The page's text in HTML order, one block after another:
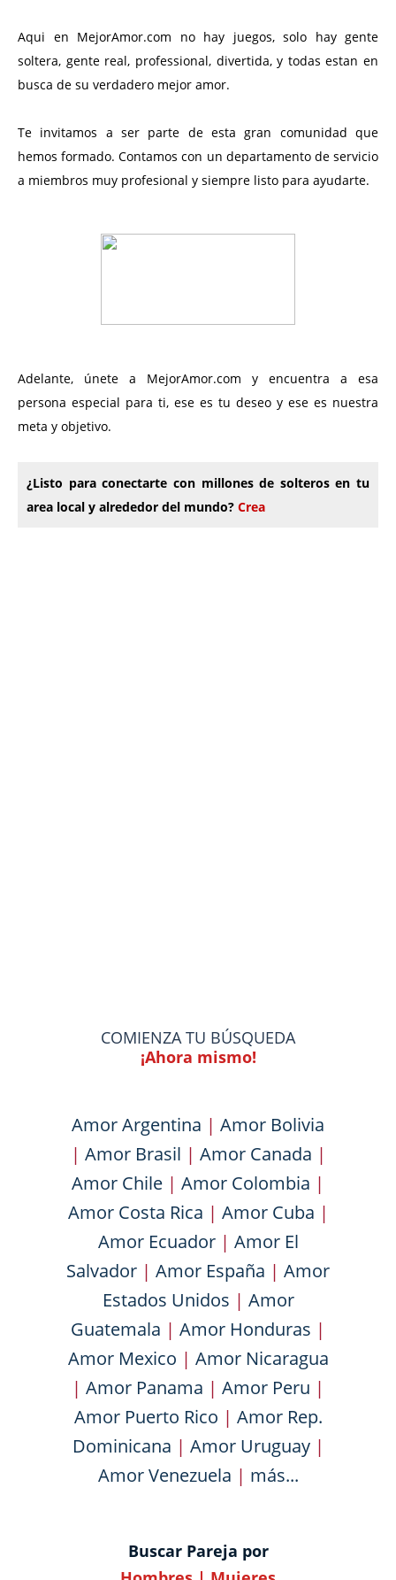
Aqui en MejorAmor.com no hay juegos, solo hay gente
soltera, gente real, professional, divertida, y todas estan en
busca de su verdadero mejor amor.
Te invitamos a ser parte de esta gran comunidad que
hemos formado. Contamos con un departamento de servicio
a miembros muy profesional y siempre listo para ayudarte.
Adelante, únete a MejorAmor.com y encuentra a esa
persona especial para ti, ese es tu deseo y ese es nuestra
meta y objetivo.
¿Listo para conectarte con millones de solteros en tu
area local y alrededor del mundo? Crea
COMIENZA TU BÚSQUEDA
¡Ahora mismo!
Amor Argentina | Amor Bolivia
| Amor Brasil | Amor Canada |
Amor Chile | Amor Colombia |
Amor Costa Rica | Amor Cuba |
Amor Ecuador| Amor El
Salvador | Amor España | Amor
Estados Unidos | Amor
Guatemala | Amor Honduras |
Amor Mexico | Amor Nicaragua
| Amor Panama | Amor Peru |
Amor Puerto Rico | Amor Rep.
Dominicana | Amor Uruguay|
Amor Venezuela | más...
Buscar Pareja por